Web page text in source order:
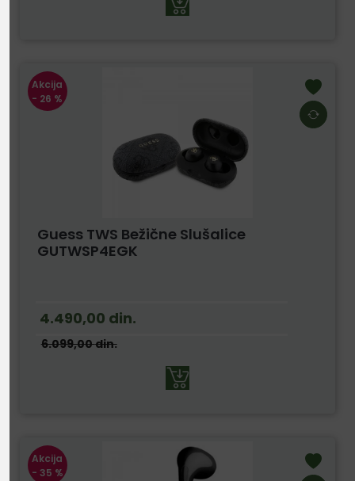
Akcija
- 26 %
Guess TWS Bežične Slušalice
GUTWSP4EGK
4.490,00 din.
6.099,00din.
Akcija
- 35 %